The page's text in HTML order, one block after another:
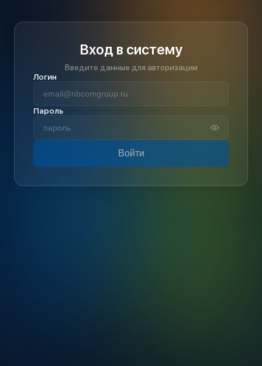
Вход в систему
Введите данные для авторизации
Логин
Пароль
Войти